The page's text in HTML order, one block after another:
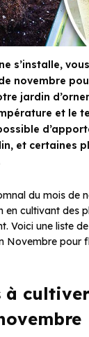
s’installe,
novembre
jardin
et le
et certaines
du mois de
en cultivant des
Voici une liste
Novembre pour
à